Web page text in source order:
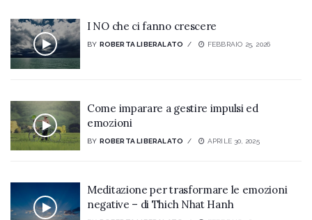
I NO che ci fanno crescere
BY ROBERTA LIBERALATO FEBBRAIO 25, 2026
Come imparare a gestire impulsi ed
emozioni
BY ROBERTA LIBERALATO APRILE 30, 2025
Meditazione per trasformare le emozioni
negative – di Thich Nhat Hanh